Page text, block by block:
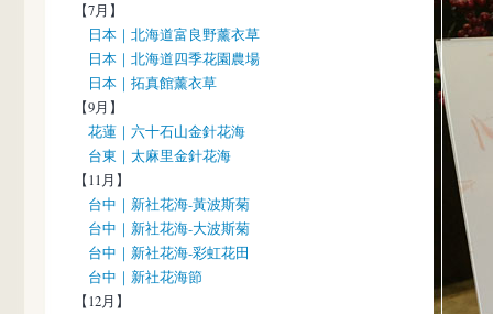
【7月】
日本｜北海道富良野薰衣草
日本｜北海道四季花園農場
日本｜拓真館薰衣草
【9月】
花蓮｜六十石山金針花海
台東｜太麻里金針花海
【11月】
台中｜新社花海-黃波斯菊
台中｜新社花海-大波斯菊
台中｜新社花海-彩虹花田
台中｜新社花海節
【12月】